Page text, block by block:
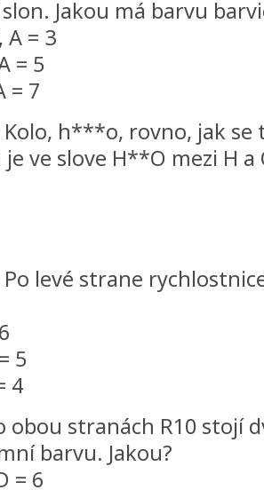
Jakou má barvu
A = 3
= 5
= 7
Kolo, h***o, rovno, jak
ve slove H**O mezi H a
Po levé strane
5
4
obou stranách R10 stojí
barvu. Jakou?
= 6